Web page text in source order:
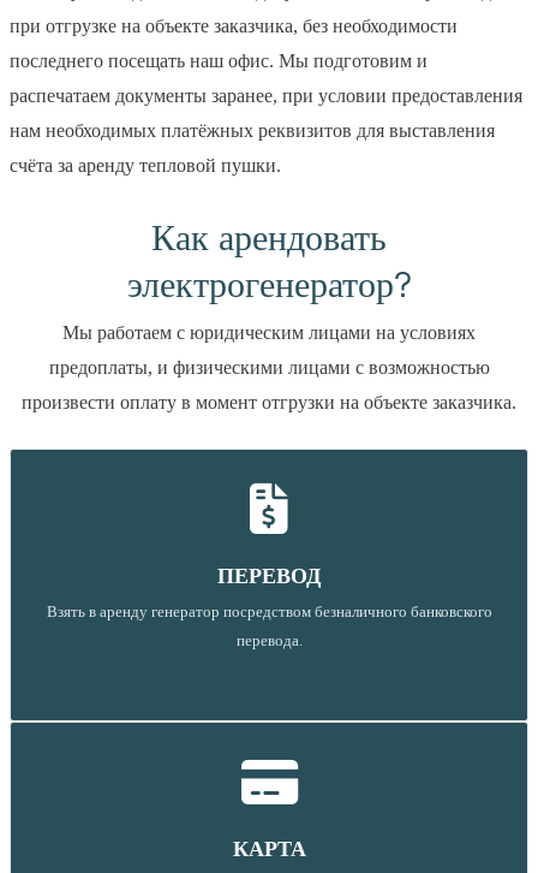
Выгодно брать в аренду
электрогенератор с доставкой в
следующих районах Минска и
области
Аэропорт Минск 2 Глебковичи Михановичи
Юхновка
Орешники
Вишнёвка Сухорукие Смиловичи Смолевичи Колодищи
Городище Дубровка Сосновая Лесковка Марьяливо
Городище Узборье Мочаны Старина Фаниполь
Дзержинск Заславль Ратомка Тарасово Глебковичи
Сеннница
Серафимово
Аксаковщина Смолевичи
Дегтярёвка Щомыслица Хатежино
отличаться кратно.
при отгрузке на объекте заказчика, без необходимости
последнего посещать наш офис. Мы подготовим и
распечатаем документы заранее, при условии предоставления
нам необходимых платёжных реквизитов для выставления
счёта за аренду тепловой пушки.
Как арендовать
электрогенератор?
Мы работаем с юридическим лицами на условиях
предоплаты, и физическими лицами с возможностью
произвести оплату в момент отгрузки на объекте заказчика.
ПЕРЕВОД
Взять в аренду генератор посредством безналичного банковского
перевода.
КАРТА